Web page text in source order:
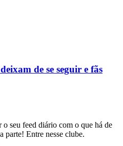
de se seguir e fãs
seu feed diário com o que há de
parte! Entre nesse clube.